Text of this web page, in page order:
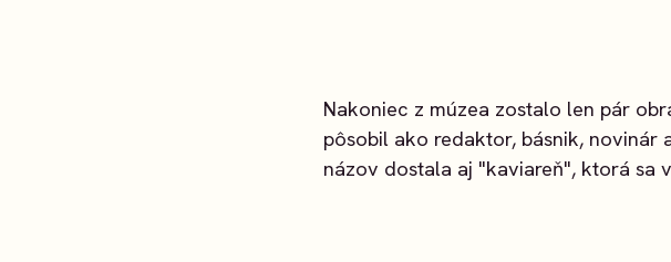
Nakoniec z múzea zostalo len pár
pôsobil ako redaktor, básnik, novinár
názov dostala aj "kaviareň", ktorá sa